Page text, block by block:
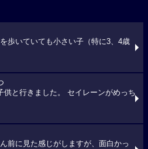
歩いていても小さい子（特に3、4歳
と行きました。 セイレーンがめっち
前に見た感じがしますが、面白かっ